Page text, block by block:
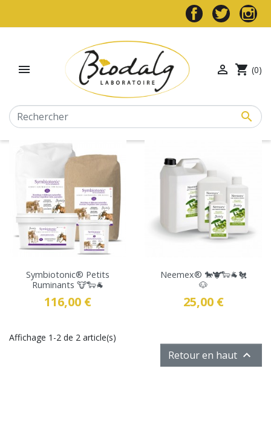


 shopping_cart (0)
Symbiotonic® Petits
Ruminants 🐮🐑🐐
Prix
116,00 €
Neemex® 🐎🐮🐑🐐🐔
🐶
Prix
25,00 €
Affichage 1-2 de 2 article(s)
Retour en haut 